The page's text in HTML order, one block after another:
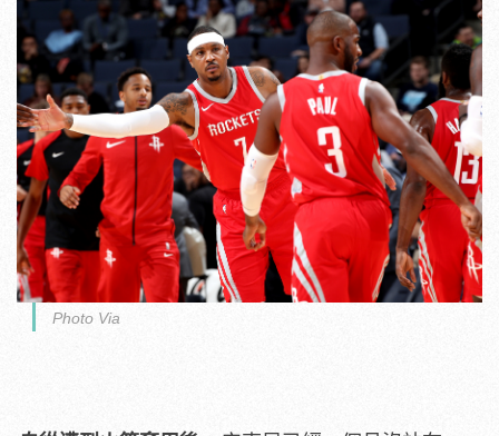
Photo Via